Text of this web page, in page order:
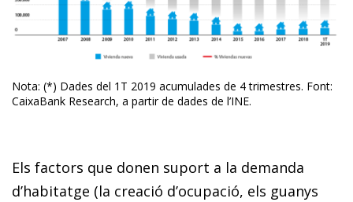
Nota: (*) Dades del 1T 2019 acumulades de 4 trimestres. Font:
CaixaBank Research, a partir de dades de l’INE.
Els factors que donen suport a la demanda
d’habitatge (la creació d’ocupació, els guanys